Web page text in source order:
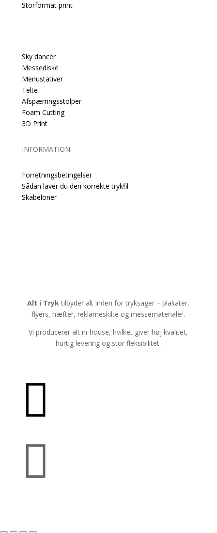
Storformat print
Sky dancer
Messediske
Menustativer
Telte
Afspærringsstolper
Foam Cutting
3D Print
INFORMATION
Forretningsbetingelser
Sådan laver du den korrekte trykfil
Skabeloner
Alt i Tryktilbyder alt inden for tryksager – plakater,
flyers, hæfter, reklameskilte og messematerialer.
Vi producerer alt in-house, hvilket giver høj kvalitet,
hurtig levering og stor fleksibilitet.

